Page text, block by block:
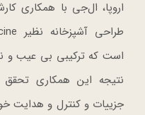
اروپا، ال‌جی با همکاری
است که ترکیبی بی عیب و
نتیجه این همکاری تحقق
جزییات و کنترل و هدایت